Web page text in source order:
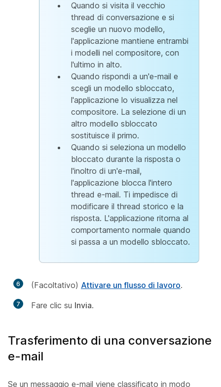
Quando si visita il vecchio
thread di conversazione e si
sceglie un nuovo modello,
l'applicazione mantiene entrambi
i modelli nel compositore, con
l'ultimo in alto.
Quando rispondi a un'e-mail e
scegli un modello sbloccato,
l'applicazione lo visualizza nel
compositore. La selezione di un
altro modello sbloccato
sostituisce il primo.
Quando si seleziona un modello
bloccato durante la risposta o
l'inoltro di un'e-mail,
l'applicazione blocca l'intero
thread e-mail. Ti impedisce di
modificare il thread storico e la
risposta. L'applicazione ritorna al
comportamento normale quando
si passa a un modello sbloccato.
6 (Facoltativo) Attivare un flusso di lavoro.
7 Fare clic su Invia.
Trasferimento di una conversazione
e-mail
Se un messaggio e-mail viene classificato in modo